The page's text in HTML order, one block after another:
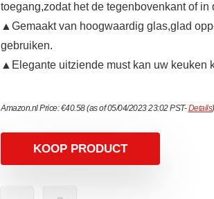
toegang,zodat het de tegenbovenkant of
▲Gemaakt van hoogwaardig glas,glad
gebruiken.
▲Elegante uitziende must kan uw keuken
Amazon.nl Price:€40.58(as of 05/04/2023 23:02 PST-Details)
KOOP PRODUCT